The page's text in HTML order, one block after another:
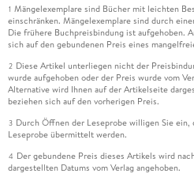
1 Mängelexemplare sind Bücher mit leichten
einschränken. Mängelexemplare sind durch
Die frühere Buchpreisbindung ist aufgehoben.
sich auf den gebundenen Preis eines
2 Diese Artikel unterliegen nicht der
wurde aufgehoben oder der Preis wurde vom
Alternative wird Ihnen auf der Artikelseite
beziehen sich auf den vorherigen Preis.
3 Durch Öffnen der Leseprobe willigen Sie ein,
Leseprobe übermittelt werden.
4 Der gebundene Preis dieses Artikels wird
dargestellten Datums vom Verlag angehoben.